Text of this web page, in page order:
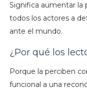
Significa aumentar la
todos los actores a
ante el mundo.
¿Por qué los
Porque la perciben
funcional a una